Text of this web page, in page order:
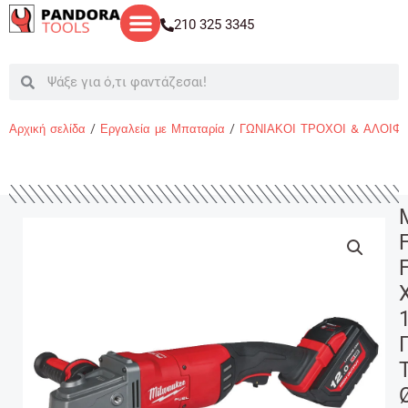
Μετάβαση
στο
210 325 3345
SearchSearch
Αρχική σελίδα / Εργαλεία με Μπαταρία / ΓΩΝΙΑΚΟΙ ΤΡΟΧΟΙ &